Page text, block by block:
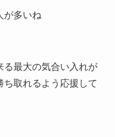
が多いね
る最大の気合い入れが
ち取れるよう応援して